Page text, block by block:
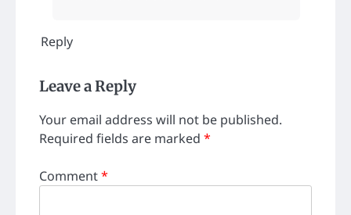
Reply
Leave a Reply
Your email address will not be published.
Required fields are marked *
Comment*